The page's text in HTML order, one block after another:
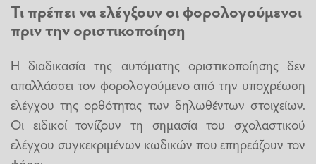
Τι πρέπει να ελέγξουν οι φορολογούμενοι
πριν την οριστικοποίηση
Η διαδικασία της αυτόματης οριστικοποίησης δεν
απαλλάσσει τον φορολογούμενο από την υποχρέωση
ελέγχου της ορθότητας των δηλωθέντων στοιχείων.
Οι ειδικοί τονίζουν τη σημασία του σχολαστικού
ελέγχου συγκεκριμένων κωδικών που επηρεάζουν τον